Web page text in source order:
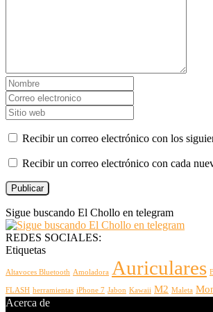
Recibir un correo electrónico con los
Recibir un correo electrónico con cada
Sigue buscando El Chollo en telegram
REDES SOCIALES:
Etiquetas
Altavoces Bluetooth Amoladora Auriculares
FLASH herramientas iPhone 7 Jabon Kawaii M2 Maleta
Acerca de